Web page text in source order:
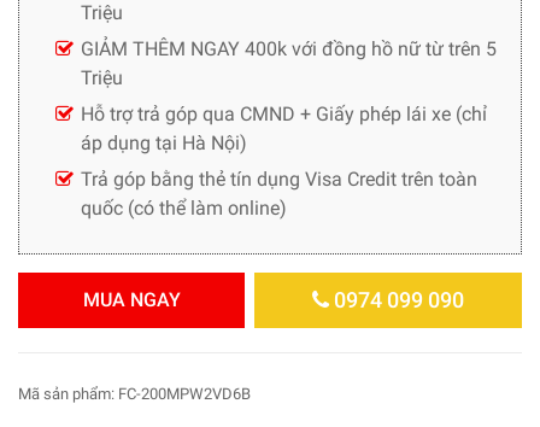
Triệu
GIẢM THÊM NGAY 400k với đồng hồ nữ từ trên 5
Triệu
Hỗ trợ trả góp qua CMND + Giấy phép lái xe (chỉ
áp dụng tại Hà Nội)
Trả góp bằng thẻ tín dụng Visa Credit trên toàn
quốc (có thể làm online)
MUA NGAY 0974 099 090
Mã sản phẩm: FC-200MPW2VD6B